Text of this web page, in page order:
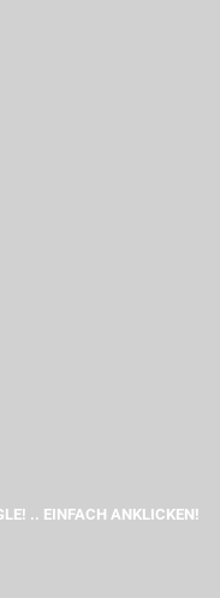
.. EINFACH ANKLICKEN!